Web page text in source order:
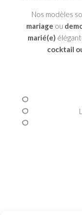
Nos modèles
mariage ou
marié(e)
cocktail